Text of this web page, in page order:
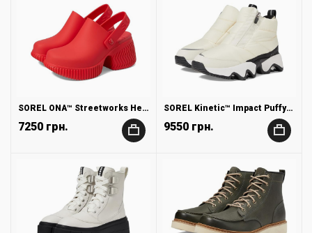
SOREL ONA™ Streetworks Heel Clog
7250 грн. +
SOREL Kinetic™ Impact Puffy Zip Waterproof
9550 грн. +